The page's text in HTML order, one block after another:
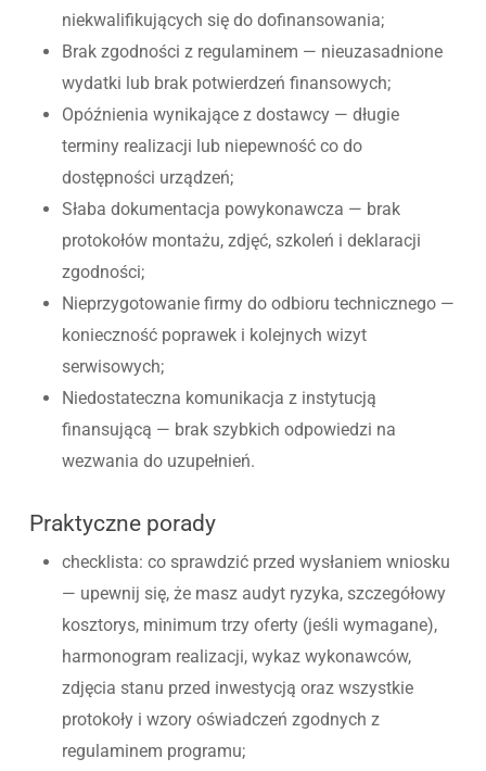
niekwalifikujących się do dofinansowania;
Brak zgodności z regulaminem — nieuzasadnione
wydatki lub brak potwierdzeń finansowych;
Opóźnienia wynikające z dostawcy — długie
terminy realizacji lub niepewność co do
dostępności urządzeń;
Słaba dokumentacja powykonawcza — brak
protokołów montażu, zdjęć, szkoleń i deklaracji
zgodności;
Nieprzygotowanie firmy do odbioru technicznego —
konieczność poprawek i kolejnych wizyt
serwisowych;
Niedostateczna komunikacja z instytucją
finansującą — brak szybkich odpowiedzi na
wezwania do uzupełnień.
Praktyczne porady
checklista: co sprawdzić przed wysłaniem wniosku
— upewnij się, że masz audyt ryzyka, szczegółowy
kosztorys, minimum trzy oferty (jeśli wymagane),
harmonogram realizacji, wykaz wykonawców,
zdjęcia stanu przed inwestycją oraz wszystkie
protokoły i wzory oświadczeń zgodnych z
regulaminem programu;